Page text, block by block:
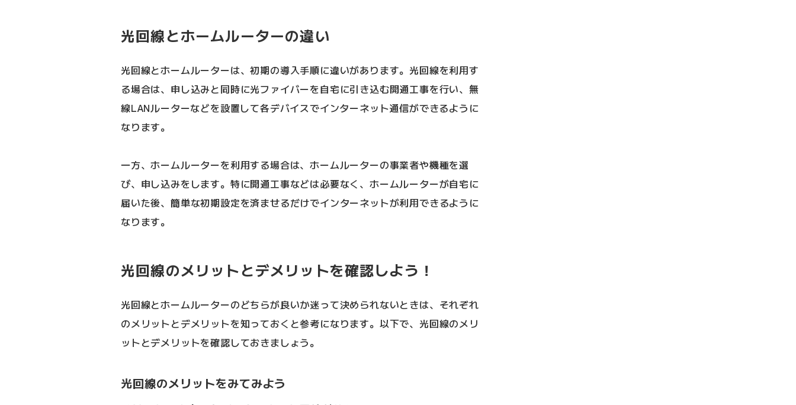
光回線とホームルーターの違い
光回線とホームルーターは、初期の導入手順に違いがあります。光回線を利用す
る場合は、申し込みと同時に光ファイバーを自宅に引き込む開通工事を行い、無
線LANルーターなどを設置して各デバイスでインターネット通信ができるように
なります。
一方、ホームルーターを利用する場合は、ホームルーターの事業者や機種を選
び、申し込みをします。特に開通工事などは必要なく、ホームルーターが自宅に
届いた後、簡単な初期設定を済ませるだけでインターネットが利用できるように
なります。
光回線のメリットとデメリットを確認しよう！
光回線とホームルーターのどちらが良いか迷って決められないときは、それぞれ
のメリットとデメリットを知っておくと参考になります。以下で、光回線のメリ
ットとデメリットを確認しておきましょう。
光回線のメリットをみてみよう